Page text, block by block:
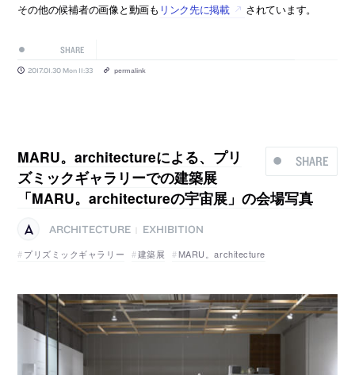
その他の候補者の画像と動画も リンク先に掲載 されています。
SHARE
2017.01.30 Mon 11:33 permalink
SHARE
MARU。architectureによる、プリ
ズミックギャラリーでの建築展
「MARU。architectureの宇宙展」の会場写真
ARCHITECTURE
EXHIBITION
プリズミックギャラリー
建築展 MARU。architecture